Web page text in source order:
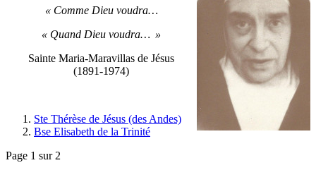
« Comme Dieu voudra…
« Quand Dieu voudra… »
Sainte Maria-Maravillas de Jésus
(1891-1974)
Ste Thérèse de Jésus (des Andes)
Bse Elisabeth de la Trinité
Page 1 sur 2